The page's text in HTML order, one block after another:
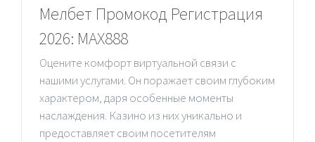
Мелбет Промокод Регистрация
2026: MAX888
Оцените комфорт виртуальной связи с
нашими услугами. Он поражает своим глубоким
характером, даря особенные моменты
наслаждения. Казино из них уникально и
предоставляет своим посетителям